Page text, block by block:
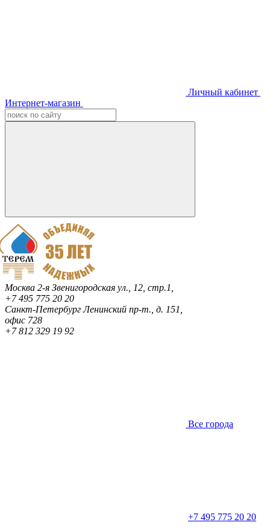
Личный кабинет
Интернет-магазин
Москва 2-я Звенигородская ул., 12, стр.1,
+7 495 775 20 20
Санкт-ПетербургЛенинский пр-т., д. 151,
офис 728
+7 812 329 19 92
Все города
+7 495 775 20 20